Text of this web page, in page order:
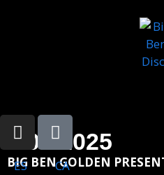
web
inclou
un
sistema
ES CA
8.03.2025
BIG BEN GOLDEN